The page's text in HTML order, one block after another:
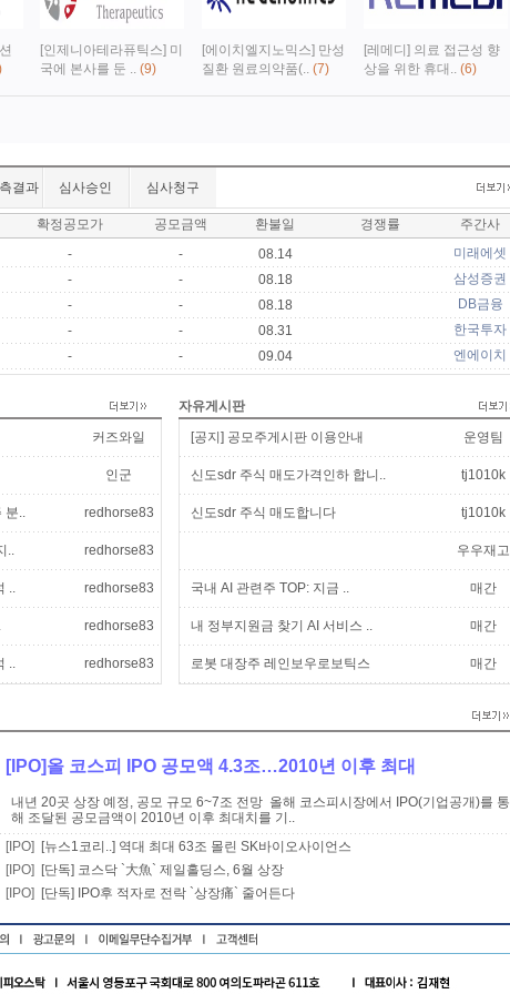
[인제니아테라퓨틱스] 미
국에 본사를 둔 .. (9)
[에이치엘지노믹스] 만성
질환 원료의약품(.. (7)
[레메디] 의료 접근성 향
상을 위한 휴대.. (6)
결과 심사승인 심사청구
확정공모가 공모금액 환불일 경쟁률
주간사
- - 08.14
미래에셋
- - 08.18
삼성증권
- - 08.18
DB금융
- - 08.31
한국투자
- - 09.04 엔에이치
커즈와일
인군
분.. redhorse83
.. redhorse83
.. redhorse83
redhorse83
.. redhorse83
자유게시판
[공지] 공모주게시판 이용안내
운영팀
신도sdr 주식 매도가격인하 합니.. tj1010k
신도sdr 주식 매도합니다 tj1010k
우우재고
국내 AI 관련주 TOP: 지금 .. 매간
내 정부지원금 찾기 AI 서비스 .. 매간
로봇 대장주 레인보우로보틱스 매간
[IPO]올 코스피 IPO 공모액 4.3조…2010년 이후 최대
내년 20곳 상장 예정, 공모 규모 6~7조 전망 올해 코스피시장에서 IPO(기업공개)를 통
해 조달된 공모금액이 2010년 이후 최대치를 기..
[IPO]
[뉴스1코리..] 역대 최대 63조 몰린 SK바이오사이언스
[IPO]
[단독] 코스닥 `大魚` 제일홀딩스, 6월 상장
[IPO]
[단독] IPO후 적자로 전락 `상장痛` 줄어든다